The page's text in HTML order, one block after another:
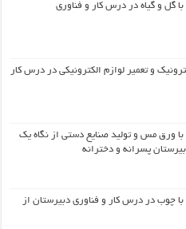
گل و گیاه در درس کار و فناوری
و تعمیر لوازم الکترونیکی در درس کار
ورق مس و تولید صنایع دستی از نگاه یک
پسرانه و دخترانه
چوب در درس کار و فناوری دبیرستان از